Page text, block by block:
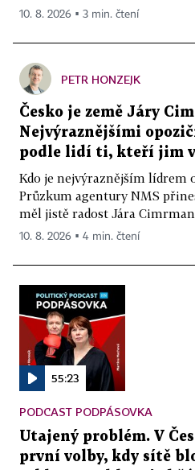
10. 8. 2026 ▪ 3 min. čtení
PETR HONZEJK
Česko je země Járy
Nejvýraznějšími
podle lidí ti, kteří jim
Kdo je nejvýraznějším lídrem
Průzkum agentury NMS
měl jistě radost Jára
10. 8. 2026 ▪ 4 min. čtení
55:23
PODCAST PODPÁSOVKA
Utajený problém. V
první volby, kdy sítě